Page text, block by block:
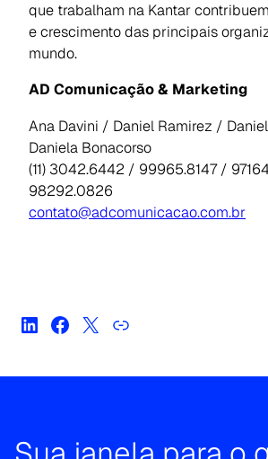
que trabalham na Kantar
e crescimento das principais
mundo.
AD Comunicação & Marketing
Ana Davini / Daniel Ramirez /
Daniela Bonacorso
(11) 3042.6442 / 99965.8147 /
98292.0826
contato@adcomunicacao.com.br